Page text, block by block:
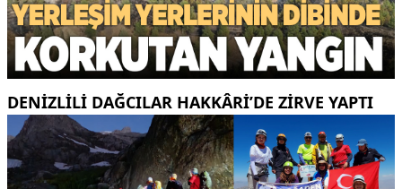
DENIZLILI DAĞCILAR HAKKÂRI’DE ZIRVE YAPTI